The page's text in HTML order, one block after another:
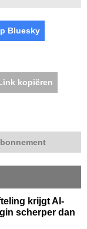
Bluesky
kopiëren
krijgt AI-
scherper dan